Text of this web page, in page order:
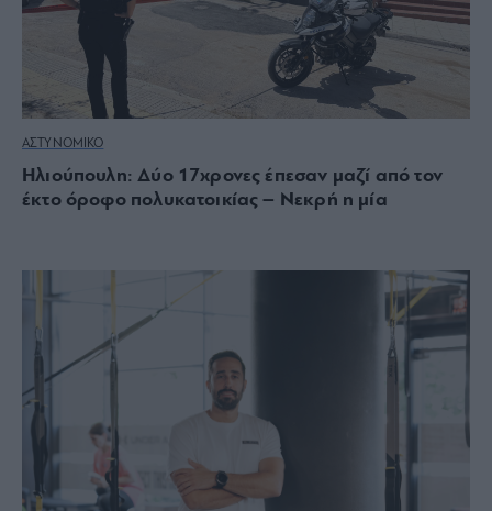
ΑΣΤΥΝΟΜΙΚΟ
Ηλιούπουλη: Δύο 17χρονες έπεσαν μαζί από τον
έκτο όροφο πολυκατοικίας – Νεκρή η μία